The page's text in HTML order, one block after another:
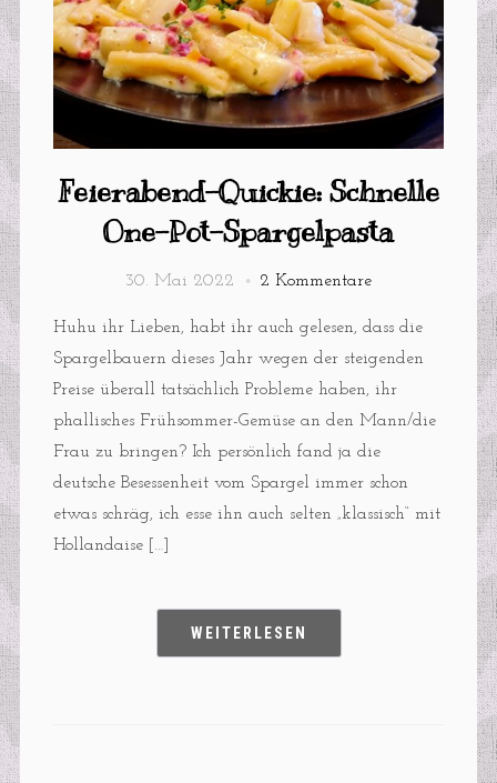
Feierabend-Quickie: Schnelle
One-Pot-Spargelpasta
30. Mai 2022 2 Kommentare
Huhu ihr Lieben, habt ihr auch gelesen, dass die
Spargelbauern dieses Jahr wegen der steigenden
Preise überall tatsächlich Probleme haben, ihr
phallisches Frühsommer-Gemüse an den Mann/die
Frau zu bringen? Ich persönlich fand ja die
deutsche Besessenheit vom Spargel immer schon
etwas schräg, ich esse ihn auch selten „klassisch“ mit
Hollandaise […]
WEITERLESEN